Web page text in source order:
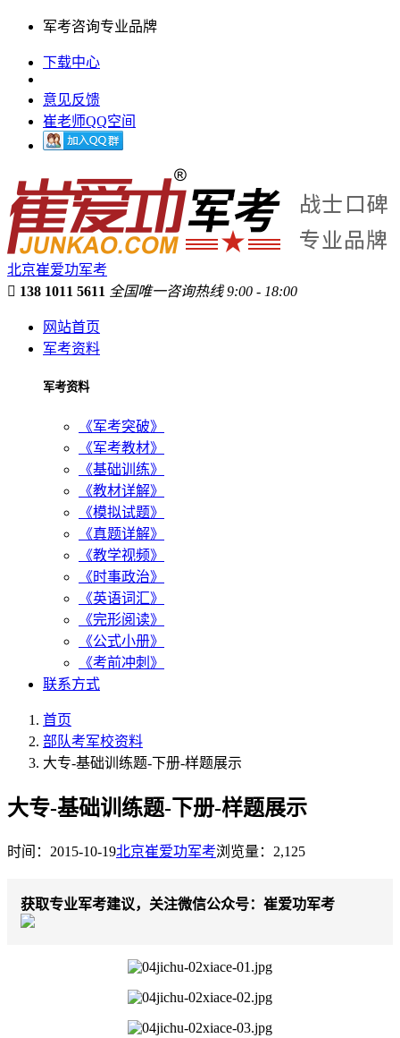
军考咨询专业品牌
下载中心
意见反馈
崔老师QQ空间
北京崔爱功军考
 138 1011 5611 全国唯一咨询热线 9:00 - 18:00
网站首页
军考资料
军考资料
《军考突破》
《军考教材》
《基础训练》
《教材详解》
《模拟试题》
《真题详解》
《教学视频》
《时事政治》
《英语词汇》
《完形阅读》
《公式小册》
《考前冲刺》
联系方式
首页
部队考军校资料
大专-基础训练题-下册-样题展示
大专-基础训练题-下册-样题展示
时间：2015-10-19北京崔爱功军考浏览量：2,125
获取专业军考建议，关注微信公众号：崔爱功军考